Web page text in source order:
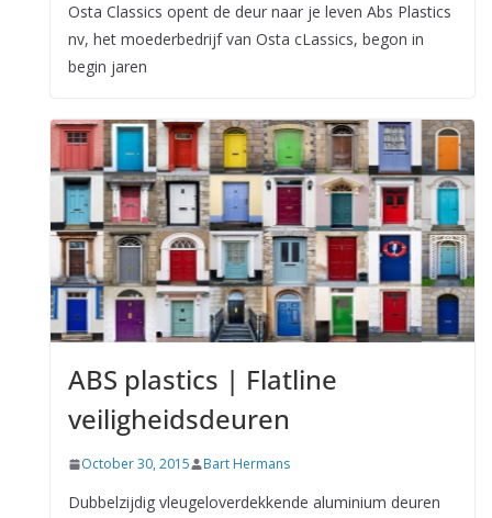
Osta Classics opent de deur naar je leven Abs Plastics
nv, het moederbedrijf van Osta cLassics, begon in
begin jaren
ABS plastics | Flatline
veiligheidsdeuren
October 30, 2015 Bart Hermans
Dubbelzijdig vleugeloverdekkende aluminium deuren